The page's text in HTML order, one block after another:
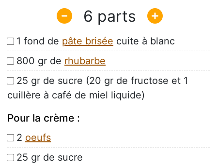
6
1 fond de pâte brisée cuite à blanc
800 gr de rhubarbe
25 gr de sucre (20 gr de fructose et 1
cuillère à café de miel liquide)
Pour la crème :
2 oeufs
25 gr de sucre